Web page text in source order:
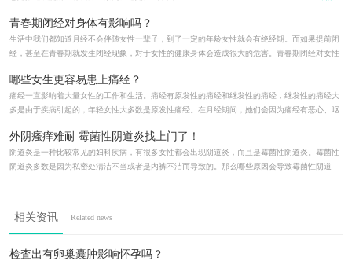
青春期闭经对身体有影响吗？
生活中我们都知道月经不会伴随女性一辈子，到了一定的年龄女性就会有绝经期。而如果提前闭
经，甚至在青春期就发生闭经现象，对于女性的健康身体会造成很大的危害。青春期闭经对女性
哪些女生更容易患上痛经？
痛经一直影响着大量女性的工作和生活。痛经有原发性的痛经和继发性的痛经，继发性的痛经大
多是由于疾病引起的，年轻女性大多数是原发性痛经。在月经期间，她们会因为痛经有恶心、呕
外阴瘙痒难耐 霉菌性阴道炎找上门了！
阴道炎是一种比较常见的妇科疾病，有很多女性都会出现阴道炎，而且是霉菌性阴道炎。霉菌性
阴道炎多数是因为私密处清洁不当或者是内裤不洁而导致的。那么哪些原因会导致霉菌性阴道
相关资讯 Related news
检査出有卵巢囊肿影响怀孕吗？